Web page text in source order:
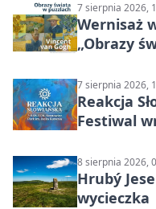
7 sierpnia 2026,
Wernisaż
„Obrazy
7 sierpnia 2026,
Reakcja
Festiwal
8 sierpnia 2026,
Hrubý
wycieczka